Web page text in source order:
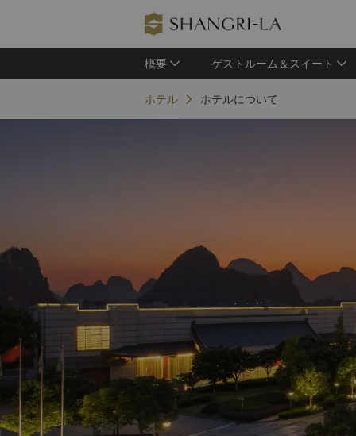
概要 ゲストルーム＆スイート
ホテル ホテルについて